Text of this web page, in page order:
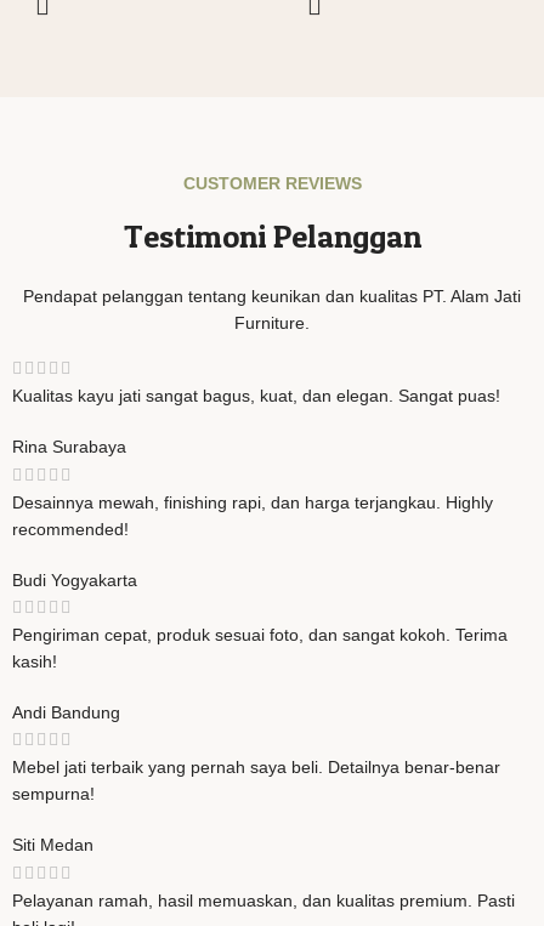
CUSTOMER REVIEWS
Testimoni Pelanggan
Pendapat pelanggan tentang keunikan dan kualitas PT. Alam Jati
Furniture.
Kualitas kayu jati sangat bagus, kuat, dan elegan. Sangat puas!
Rina Surabaya
Desainnya mewah, finishing rapi, dan harga terjangkau. Highly
recommended!
Budi Yogyakarta
Pengiriman cepat, produk sesuai foto, dan sangat kokoh. Terima
kasih!
Andi Bandung
Mebel jati terbaik yang pernah saya beli. Detailnya benar-benar
sempurna!
Siti Medan
Pelayanan ramah, hasil memuaskan, dan kualitas premium. Pasti